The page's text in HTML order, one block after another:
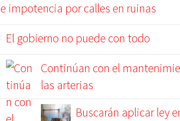
impotencia por calles en ruinas
El gobierno no puede con todo
Continúan con el
las arterias
Buscarán aplicar ley